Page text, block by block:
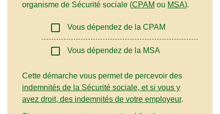
organisme de Sécurité sociale (CPAM ou MSA).
check_box_outline_blank Vous dépendez de la CPAM
check_box_outline_blank Vous dépendez de la MSA
Cette démarche vous permet de percevoir des
indemnités de la Sécurité sociale, et si vous y
avez droit, des indemnités de votre employeur.